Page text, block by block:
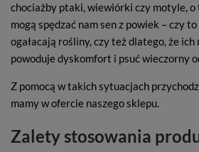
chociażby ptaki, wiewiórki czy motyle,
mogą spędzać nam sen z powiek – czy
ogałacają rośliny, czy też dlatego, że
powoduje dyskomfort i psuć wieczorny
Z pomocą w takich sytuacjach
mamy w ofercie naszego sklepu.
Zalety stosowania